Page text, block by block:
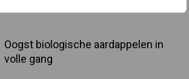
Oogst biologische aardappelen in
volle gang